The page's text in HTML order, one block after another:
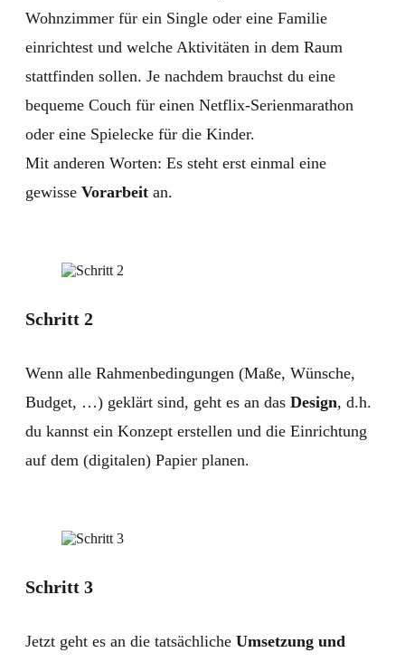
Wohnzimmer für ein Single oder eine Familie
einrichtest und welche Aktivitäten in dem Raum
stattfinden sollen. Je nachdem brauchst du eine
bequeme Couch für einen Netflix-Serienmarathon
oder eine Spielecke für die Kinder.
Mit anderen Worten: Es steht erst einmal eine
gewisse Vorarbeit an.
Schritt 2
Wenn alle Rahmenbedingungen (Maße, Wünsche,
Budget, …) geklärt sind, geht es an das Design, d.h.
du kannst ein Konzept erstellen und die Einrichtung
auf dem (digitalen) Papier planen.
Schritt 3
Jetzt geht es an die tatsächliche Umsetzung und